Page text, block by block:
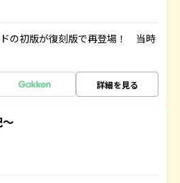
の初版が復刻版で再登場！ 当時
詳細を見る